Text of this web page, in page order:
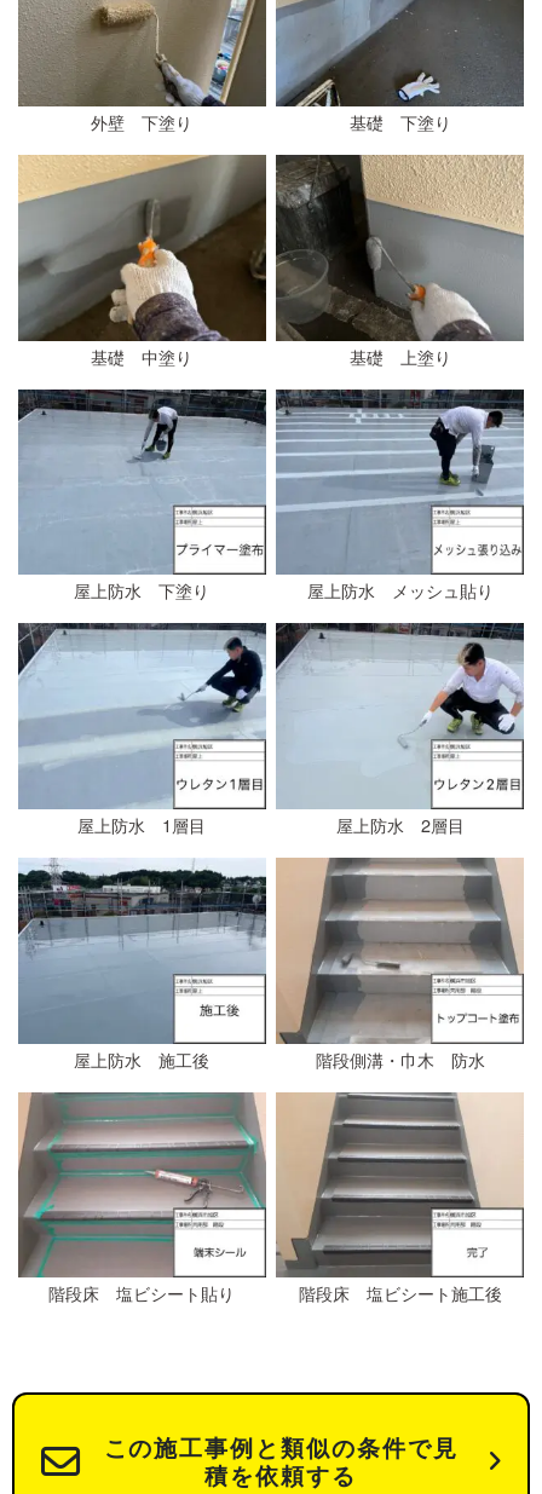
外壁 下塗り 基礎 下塗り
基礎 中塗り 基礎 上塗り
屋上防水 下塗り 屋上防水 メッシュ貼り
屋上防水 1層目 屋上防水 2層目
屋上防水 施工後 階段側溝・巾木 防水
階段床 塩ビシート貼り 階段床 塩ビシート施工後
この施工事例と類似の条件で見
積を依頼する